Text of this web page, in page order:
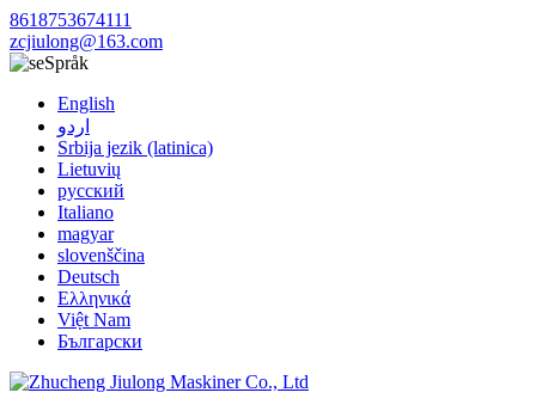
8618753674111
zcjiulong@163.com
Språk
English
اردو
Srbija jezik (latinica)
Lietuvių
русский
Italiano
magyar
slovenščina
Deutsch
Ελληνικά
Việt Nam
Български